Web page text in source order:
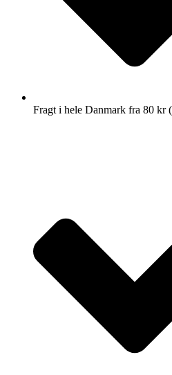
Fragt i hele Danmark fra 80 kr